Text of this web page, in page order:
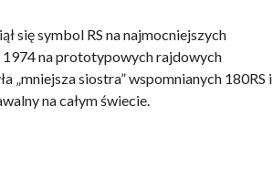
się symbol RS na najmocniejszych
1974 na prototypowych rajdowych
„mniejsza siostra” wspomnianych 180RS i
na całym świecie.